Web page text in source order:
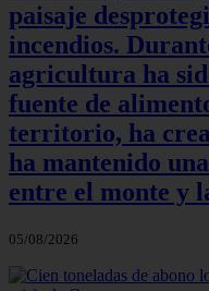
paisaje
incendios.
agricultura ha
fuente de
territorio, ha
ha mantenido
entre el monte y
05/08/2026